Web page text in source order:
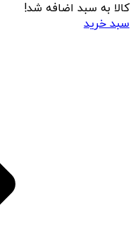
کالا به سبد اضافه شد!
سبد خرید